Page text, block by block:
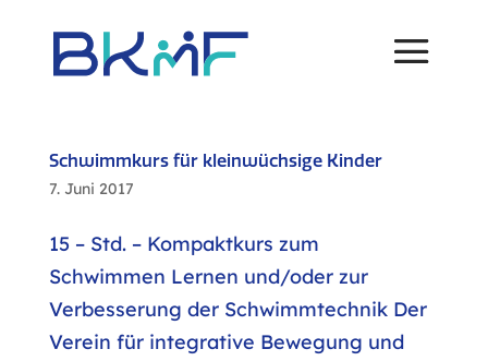
Schwimmkurs für kleinwüchsige Kinder
7. Juni 2017
15 – Std. – Kompaktkurs zum
Schwimmen Lernen und/oder zur
Verbesserung der Schwimmtechnik Der
Verein für integrative Bewegung und